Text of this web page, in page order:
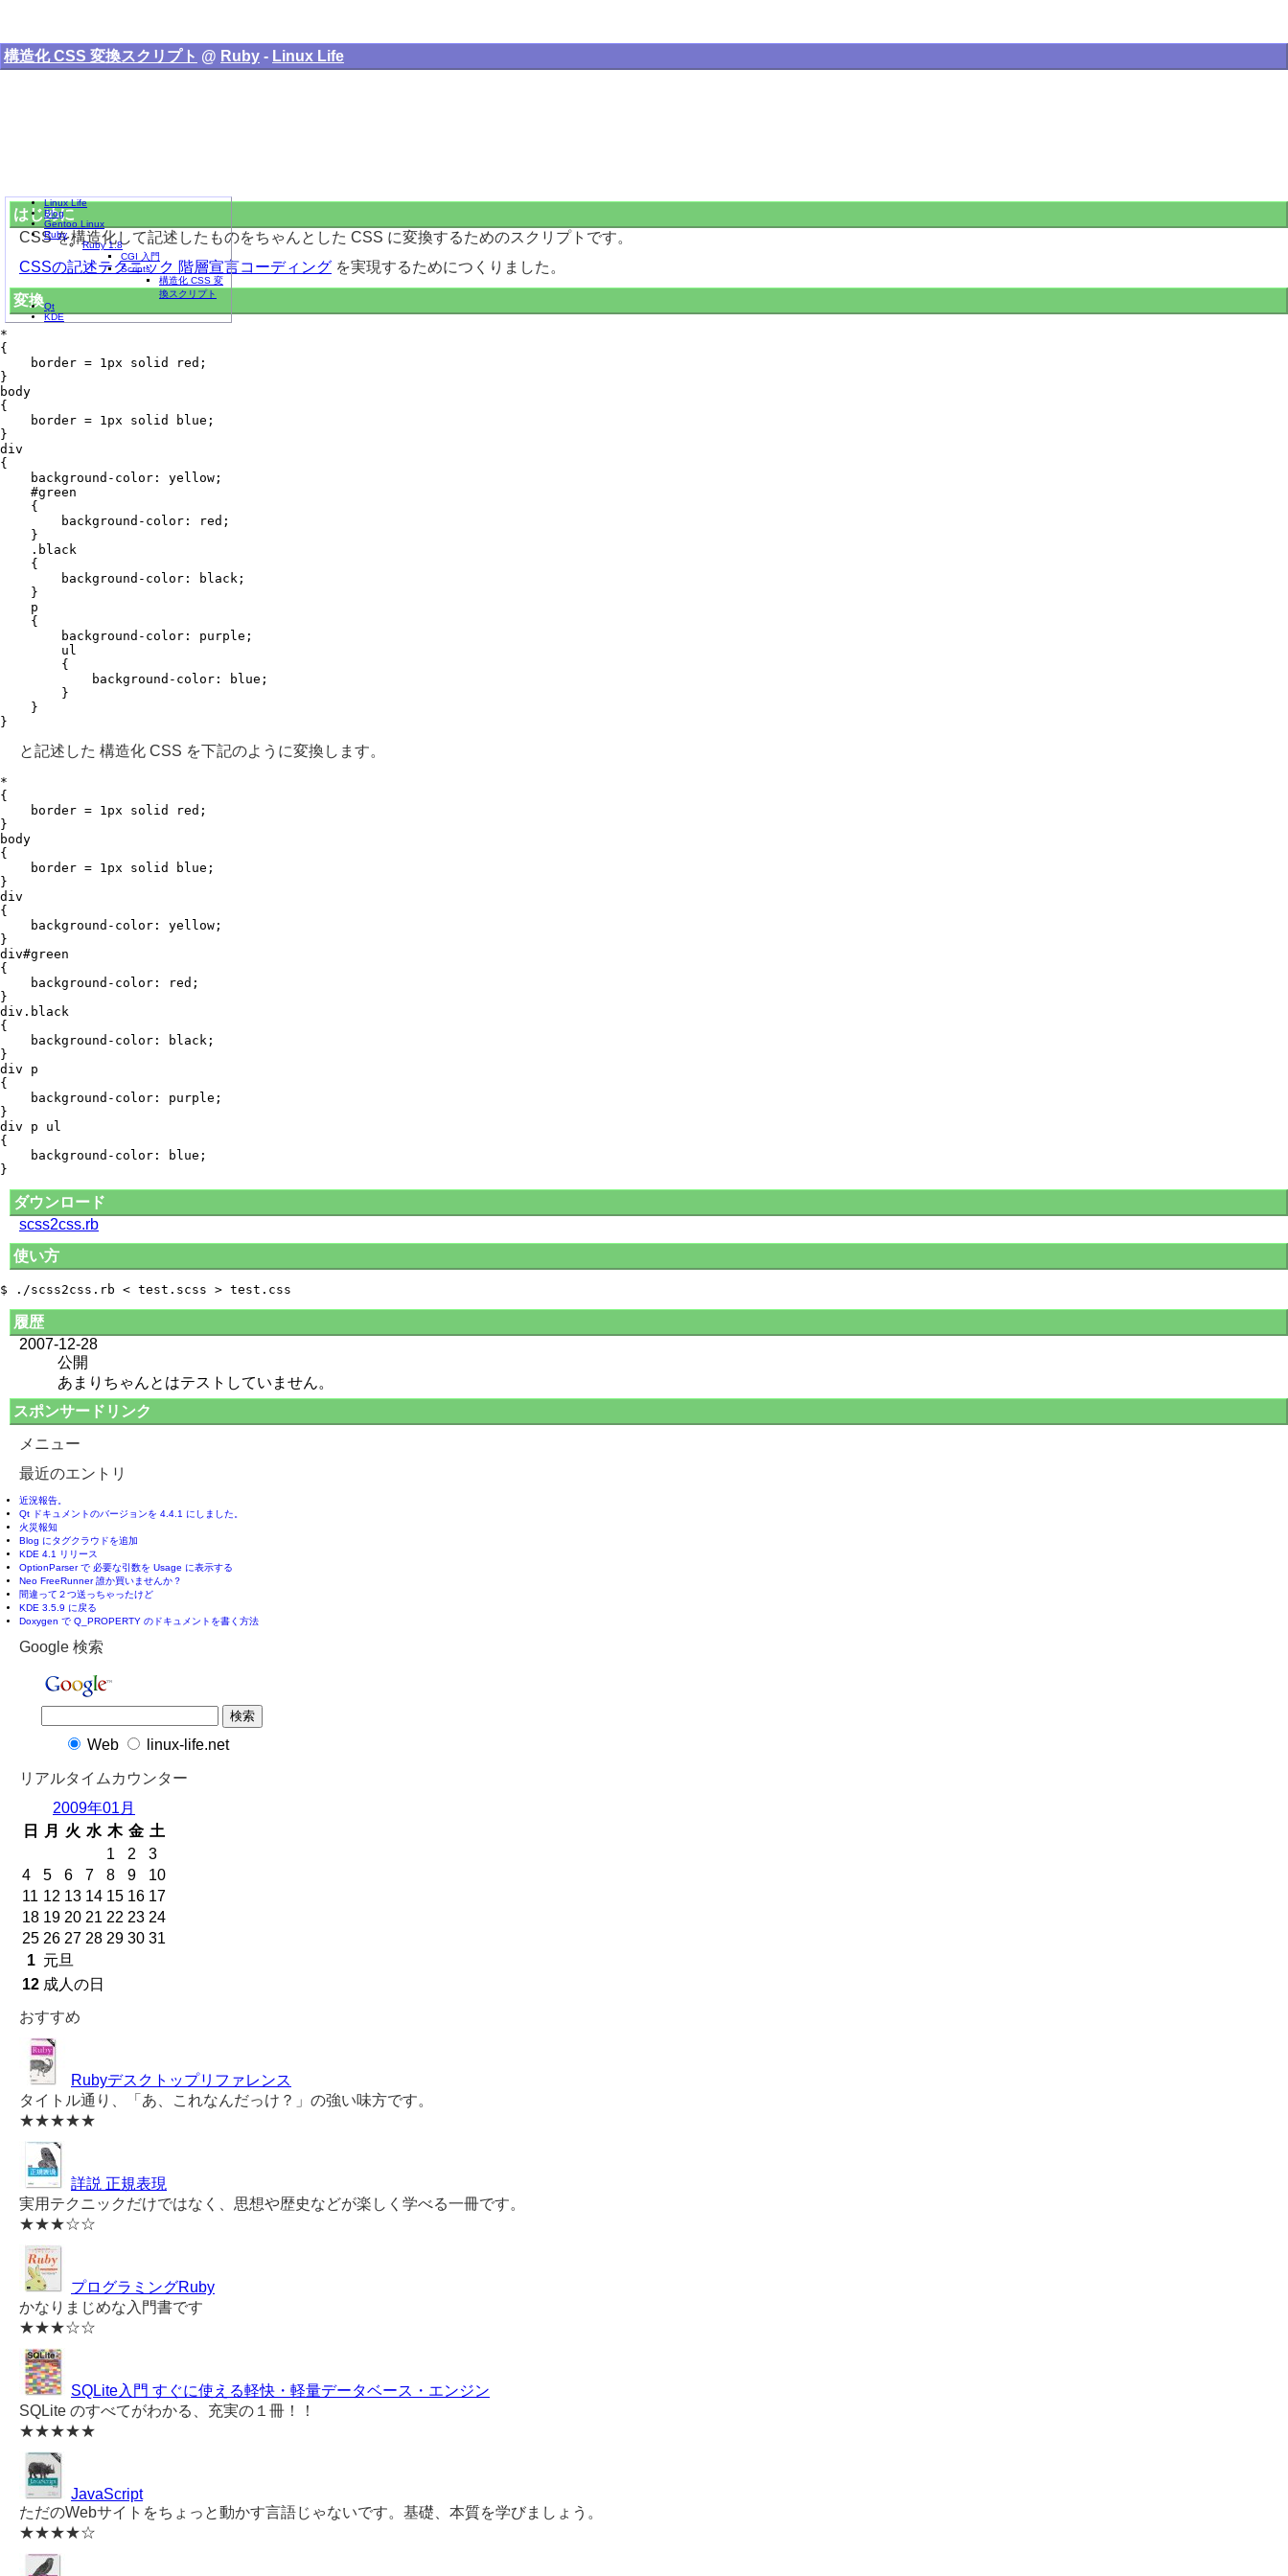
構造化 CSS 変換スクリプト @ Ruby - Linux Life
はじめに
CSS を構造化して記述したものをちゃんとした CSS に変換するためのスクリプトです。
CSSの記述テクニック 階層宣言コーディング を実現するためにつくりました。
変換
*
{
    border = 1px solid red;
}
body
{
    border = 1px solid blue;
}
div
{
    background-color: yellow;
    #green
    {
        background-color: red;
    }
    .black
    {
        background-color: black;
    }
    p
    {
        background-color: purple;
        ul
        {
            background-color: blue;
        }
    }
と記述した 構造化 CSS を下記のように変換します。
*
{
    border = 1px solid red;
}
body
{
    border = 1px solid blue;
}
div
{
    background-color: yellow;
}
div#green
{
    background-color: red;
}
div.black
{
    background-color: black;
}
div p
{
    background-color: purple;
}
div p ul
{
    background-color: blue;
ダウンロード
scss2css.rb
使い方
履歴
2007-12-28
公開
あまりちゃんとはテストしていません。
スポンサードリンク
メニュー
Linux Life
Blog
Gentoo Linux
Ruby
Ruby 1.8
CGI 入門
Scripts
構造化 CSS 変
換スクリプト
Qt
KDE
最近のエントリ
近況報告。
Qt ドキュメントのバージョンを 4.4.1 にしました。
火災報知
Blog にタグクラウドを追加
KDE 4.1 リリース
OptionParser で 必要な引数を Usage に表示する
Neo FreeRunner 誰か買いませんか？
間違って２つ送っちゃったけど
KDE 3.5.9 に戻る
Doxygen で Q_PROPERTY のドキュメントを書く方法
Google 検索
Web linux-life.net
リアルタイムカウンター
2009年01月
日
月 火 水 木 金 土
1 元旦
12 成人の日
1 2
3
4
5 6 7 8 9
10
11 12 13 14 15 16 17
18 19 20 21 22 23 24
25 26 27 28 29 30 31
おすすめ
Rubyデスクトップリファレンス
タイトル通り、「あ、これなんだっけ？」の強い味方です。
★★★★★
詳説 正規表現
実用テクニックだけではなく、思想や歴史などが楽しく学べる一冊です。
★★★☆☆
プログラミングRuby
かなりまじめな入門書です
★★★☆☆
SQLite入門 すぐに使える軽快・軽量データベース・エンジン
SQLite のすべてがわかる、充実の１冊！！
★★★★★
JavaScript
ただのWebサイトをちょっと動かす言語じゃないです。基礎、本質を学びましょう。
★★★★☆